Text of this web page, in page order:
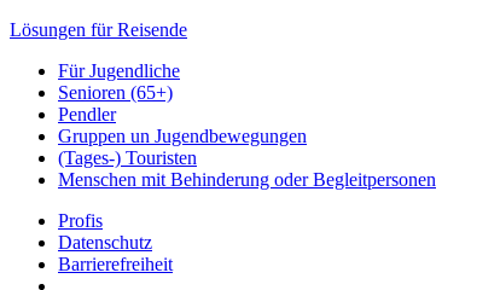
Lösungen für Reisende
Für Jugendliche
Senioren (65+)
Pendler
Gruppen un Jugendbewegungen
(Tages-) Touristen
Menschen mit Behinderung oder Begleitpersonen
Profis
Datenschutz
Barrierefreiheit